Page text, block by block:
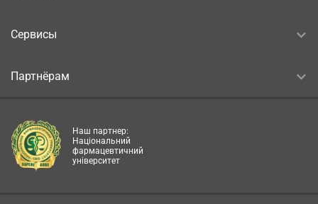
Сервисы
Партнёрам
Наш партнер:
Національний
фармацевтичний
університет